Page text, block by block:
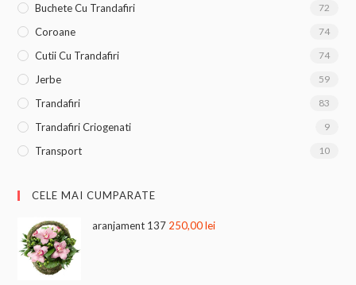
Buchete Cu Trandafiri 72
Coroane 74
Cutii Cu Trandafiri 74
Jerbe 59
Trandafiri 83
Trandafiri Criogenati 9
Transport 10
CELE MAI CUMPARATE
aranjament 137 250,00lei